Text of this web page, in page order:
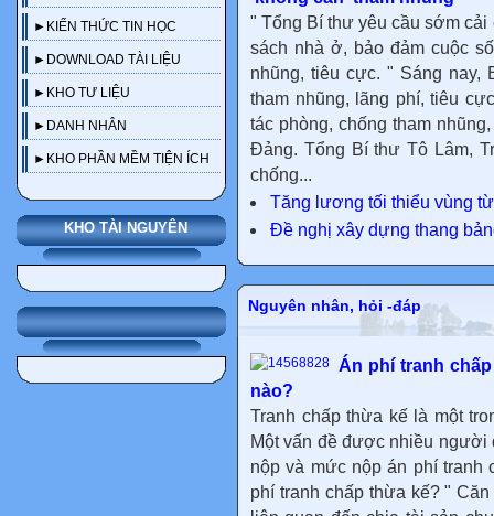
►KIẾN THỨC TIN HỌC
►DOWNLOAD TÀI LIỆU
►KHO TƯ LIỆU
►DANH NHÂN
►KHO PHẦN MỀM TIỆN ÍCH
KHO TÀI NGUYÊN
" Tổng Bí thư yêu cầu sớm
sách nhà ở, bảo đảm cuộc
nhũng, tiêu cực. " Sáng nay,
tham nhũng, lãng phí, tiêu
tác phòng, chống tham
Đảng. Tổng Bí thư Tô Lâm,
chống...
Tăng lương tối thiểu vùng
Đề nghị xây dựng thang
Nguyên nhân, hỏi -đáp
Án phí tranh
nào?
Tranh chấp thừa kế là một
Một vấn đề được nhiều người
nộp và mức nộp án phí
phí tranh chấp thừa kế? "